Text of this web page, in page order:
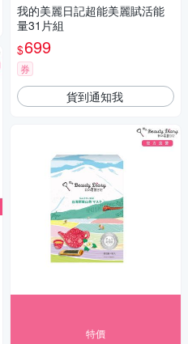
我的美麗日記超能美麗賦活能
量31片組
$699
券
貨到通知我
特價